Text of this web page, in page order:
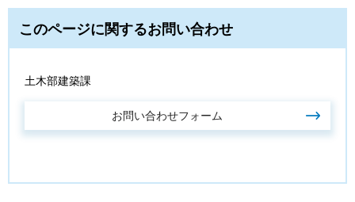
このページに関するお問い合わせ
土木部建築課